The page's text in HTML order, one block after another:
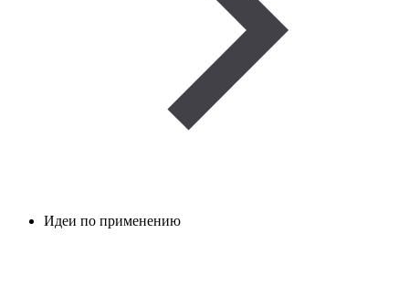
Идеи по применению